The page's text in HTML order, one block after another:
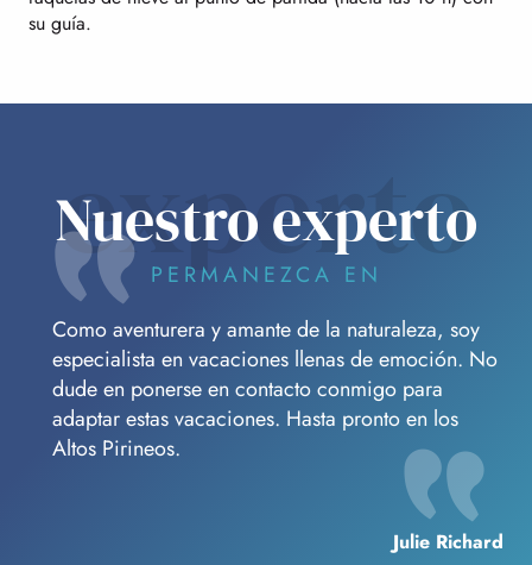
su guía.
experto
Nuestro experto
PERMANEZCA EN
Como aventurera y amante de la naturaleza, soy
especialista en vacaciones llenas de emoción. No
dude en ponerse en contacto conmigo para
adaptar estas vacaciones. Hasta pronto en los
Altos Pirineos.
Julie Richard